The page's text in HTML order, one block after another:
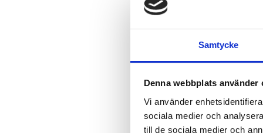
Samtycke
Denna webbplats använder
Vi använder
sociala medier och
till de sociala medier och